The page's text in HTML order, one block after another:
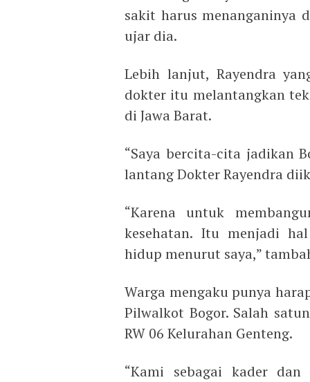
sakit harus menanganinya
ujar dia.
Lebih lanjut, Rayendra
dokter itu melantangkan
di Jawa Barat.
“Saya bercita-cita jadikan
lantang Dokter Rayendra
“Karena untuk
kesehatan. Itu menjadi
hidup menurut saya,”
Warga mengaku punya
Pilwalkot Bogor. Salah
RW 06 Kelurahan Genteng.
“Kami sebagai kader